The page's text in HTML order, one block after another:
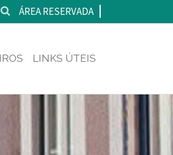
ÁREA RESERVADA
LINKS ÚTEIS